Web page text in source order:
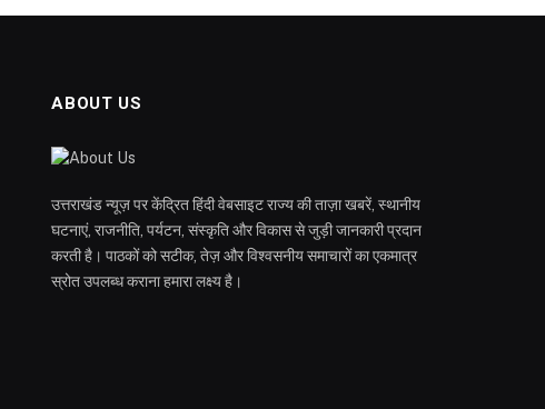
ABOUT US
उत्तराखंड न्यूज़ पर केंद्रित हिंदी वेबसाइट राज्य की ताज़ा खबरें, स्थानीय
घटनाएं, राजनीति, पर्यटन, संस्कृति और विकास से जुड़ी जानकारी प्रदान
करती है। पाठकों को सटीक, तेज़ और विश्वसनीय समाचारों का एकमात्र
स्रोत उपलब्ध कराना हमारा लक्ष्य है।